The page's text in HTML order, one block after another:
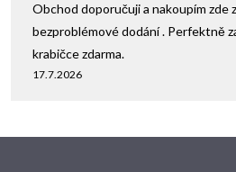
17.7.2026
Obchod doporučuji a nakoupím zde
bezproblémové dodání . Perfektně
krabičce zdarma.